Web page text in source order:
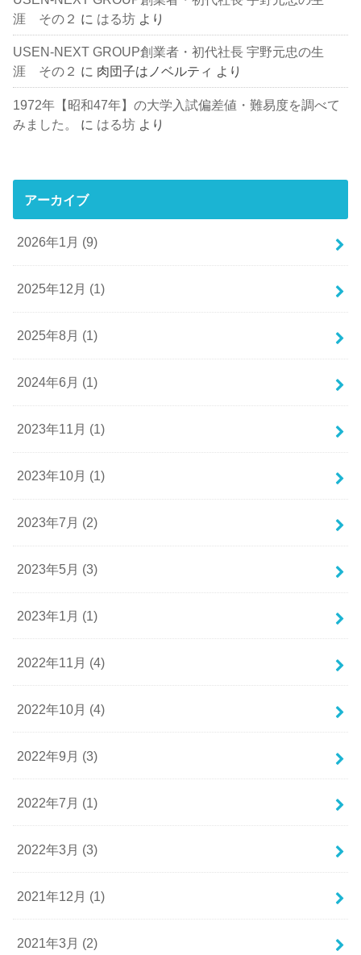
涯 その２ に はる坊 より
USEN-NEXT GROUP創業者・初代社長 宇野元忠の生
涯 その２ に 肉団子はノベルティ より
1972年【昭和47年】の大学入試偏差値・難易度を調べて
みました。
に はる坊 より
アーカイブ
2026年1月 (9)
2025年12月 (1)
2025年8月 (1)
2024年6月 (1)
2023年11月 (1)
2023年10月 (1)
2023年7月 (2)
2023年5月 (3)
2023年1月 (1)
2022年11月 (4)
2022年10月 (4)
2022年9月 (3)
2022年7月 (1)
2022年3月 (3)
2021年12月 (1)
2021年3月 (2)